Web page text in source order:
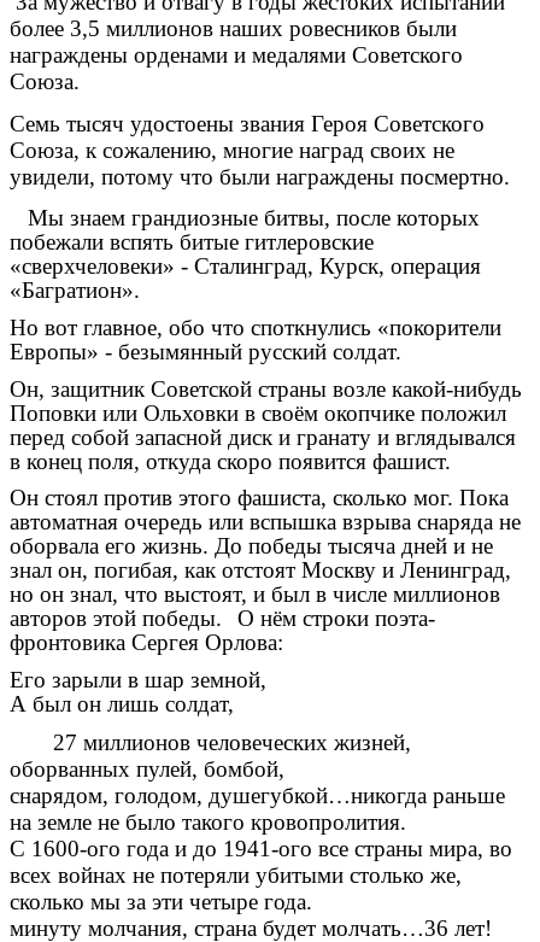
более 3,5 миллионов наших ровесников были
награждены орденами и медалями Советского
Союза.
Семь тысяч удостоены звания Героя Советского
Союза, к сожалению, многие наград своих не
увидели, потому что были награждены посмертно.
Мы знаем грандиозные битвы, после которых
побежали вспять битые гитлеровские
«сверхчеловеки» - Сталинград, Курск, операция
«Багратион».
Но вот главное, обо что споткнулись «покорители
Европы» - безымянный русский солдат.
Он, защитник Советской страны возле какой-нибудь
Поповки или Ольховки в своём окопчике положил
перед собой запасной диск и гранату и вглядывался
в конец поля, откуда скоро появится фашист.
Он стоял против этого фашиста, сколько мог. Пока
автоматная очередь или вспышка взрыва снаряда не
оборвала его жизнь. До победы тысяча дней и не
знал он, погибая, как отстоят Москву и Ленинград,
но он знал, что выстоят, и был в числе миллионов
авторов этой победы.
О нём строки поэта-
фронтовика Сергея Орлова:
Его зарыли в шар земной,
А был он лишь солдат,
27 миллионов человеческих жизней,
оборванных пулей, бомбой,
снарядом, голодом, душегубкой…никогда раньше
на земле не было такого кровопролития.
С 1600-ого года и до 1941-ого все страны мира, во
всех войнах не потеряли убитыми столько же,
сколько мы за эти четыре года.
минуту молчания, страна будет молчать…36 лет!